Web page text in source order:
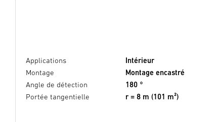
Applications
Intérieur
Montage
Montage encastré
Angle de détection
180 °
Portée tangentielle
r = 8 m (101 m²)